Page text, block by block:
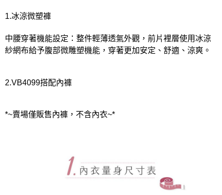
1.冰涼微塑褲
中腰穿著機能設定：整件輕薄透氣外觀，前片裡層使用冰涼
紗網布給予腹部微雕塑機能，穿著更加安定、舒適、涼爽。
2.VB4099搭配內褲
*~賣場僅販售內褲，不含內衣~*